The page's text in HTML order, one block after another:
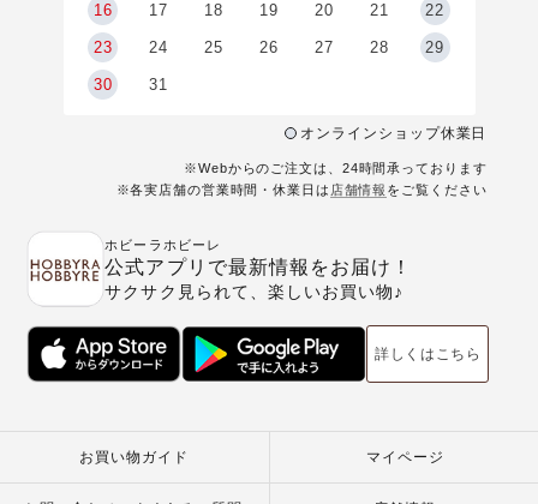
16 17 18 19 20 21 22
23 24 25 26 27 28 29
30 31
オンラインショップ休業日
※Webからのご注文は、24時間承っております
※各実店舗の営業時間・休業日は 店舗情報 をご覧ください
ホビーラホビーレ
公式アプリで最新情報をお届け！
サクサク見られて、楽しいお買い物♪
詳しくはこちら
お買い物ガイド マイページ